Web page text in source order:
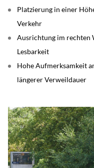
Platzierung in einer
Verkehr
Ausrichtung im rechten
Lesbarkeit
Hohe Aufmerksamkeit
längerer Verweildauer